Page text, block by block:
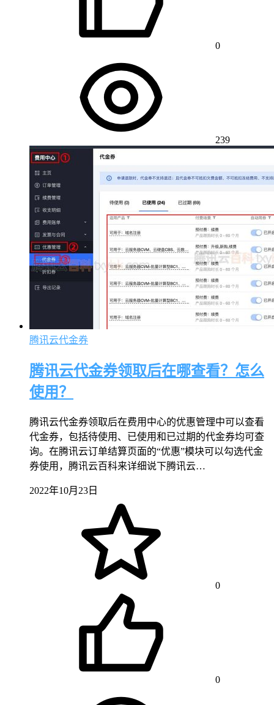
0
239
腾讯云代金券
腾讯云代金券领取后在哪查看？怎么
使用？
腾讯云代金券领取后在费用中心的优惠管理中可以查看
代金券，包括待使用、已使用和已过期的代金券均可查
询。在腾讯云订单结算页面的“优惠”模块可以勾选代金
券使用，腾讯云百科来详细说下腾讯云…
2022年10月23日
0
0